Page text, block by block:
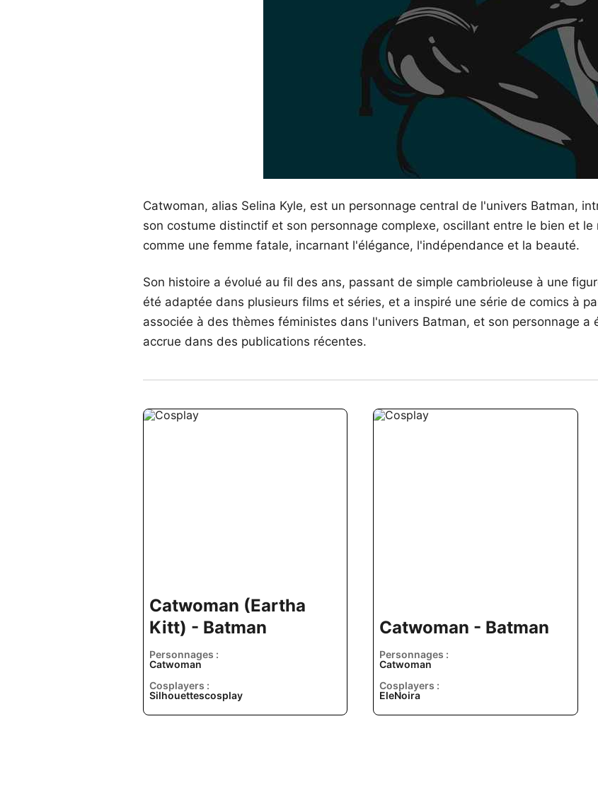
Catwoman, alias Selina Kyle, est un personnage central de l'univers Batman,
son costume distinctif et son personnage complexe, oscillant entre le bien et
comme une femme fatale, incarnant l'élégance, l'indépendance et la beauté.
Son histoire a évolué au fil des ans, passant de simple cambrioleuse à une
été adaptée dans plusieurs films et séries, et a inspiré une série de comics à
associée à des thèmes féministes dans l'univers Batman, et son personnage a
accrue dans des publications récentes.
Catwoman (Eartha
Kitt) - Batman
Personnages :
Catwoman
Cosplayers :
Silhouettescosplay
Catwoman - Batman
Personnages :
Catwoman
Cosplayers :
EleNoira